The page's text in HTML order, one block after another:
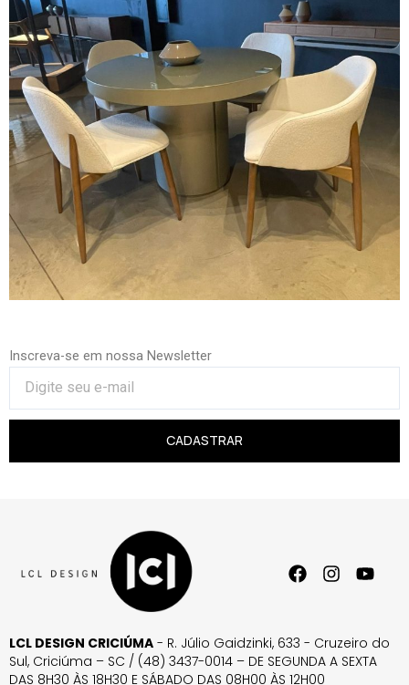
Inscreva-se em nossa Newsletter
CADASTRAR
LCL DESIGN CRICIÚMA - R. Júlio Gaidzinki, 633 - Cruzeiro do
Sul, Criciúma – SC / (48) 3437-0014 – DE SEGUNDA A SEXTA
DAS 8H30 ÀS 18H30 E SÁBADO DAS 08H00 ÀS 12H00